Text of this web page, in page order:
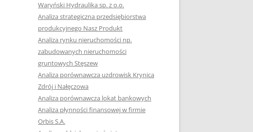
JAK PRZYGOTOWAĆ SIĘ DO
OBRONY PRACY DYPLOMOWEJ
Waryński Hydraulika sp. z o.o.
Analiza strategiczna przedsiębiorstwa
produkcyjnego Nasz Produkt
Analiza rynku nieruchomości np.
zabudowanych nieruchomości
gruntowych Stęszew
Analiza porównawcza uzdrowisk Krynica
Zdrój i Nałęczowa
Analiza porównawcza lokat bankowych
Analiza płynności finansowej w firmie
Orbis S.A.